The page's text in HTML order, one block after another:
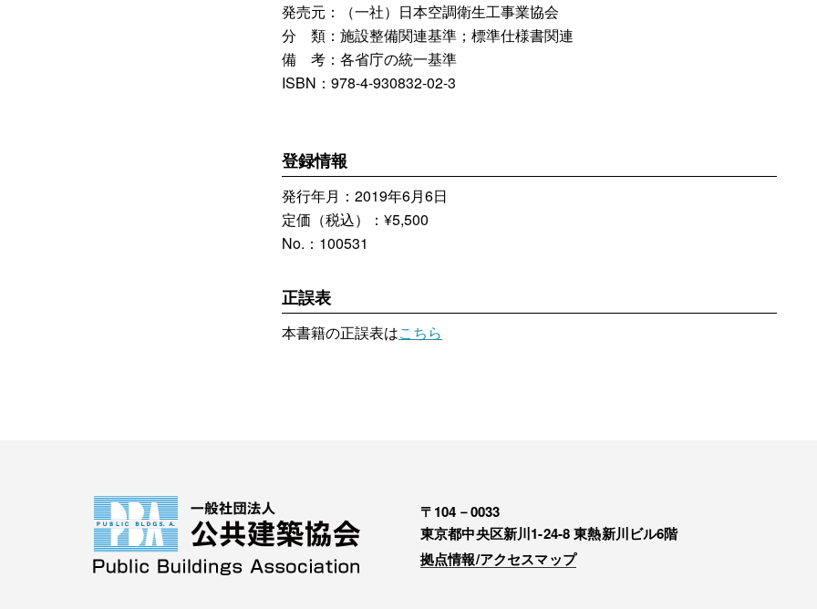
発売元：（一社）日本空調衛生工事業協会
分 類：施設整備関連基準；標準仕様書関連
備 考：各省庁の統一基準
ISBN：978-4-930832-02-3
登録情報
発行年月：2019年6月6日
定価（税込）：¥5,500
No.：100531
正誤表
本書籍の正誤表はこちら
〒104－0033
東京都中央区新川1-24-8 東熱新川ビル6階
拠点情報/アクセスマップ